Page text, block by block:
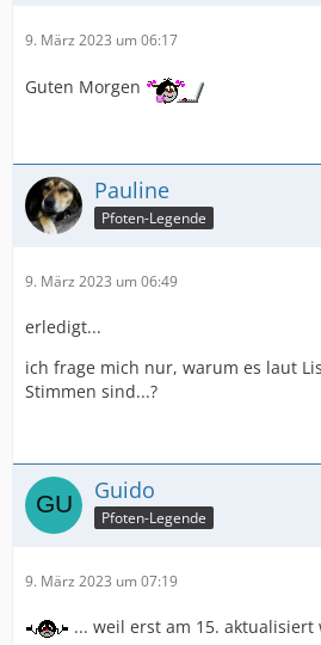
9. März 2023 um 06:17
Guten Morgen
Pauline
Pfoten-Legende
9. März 2023 um 06:49
erledigt...
ich frage mich nur, warum es laut
Stimmen sind...?
Guido
Pfoten-Legende
9. März 2023 um 07:19
... weil erst am 15. aktualisiert